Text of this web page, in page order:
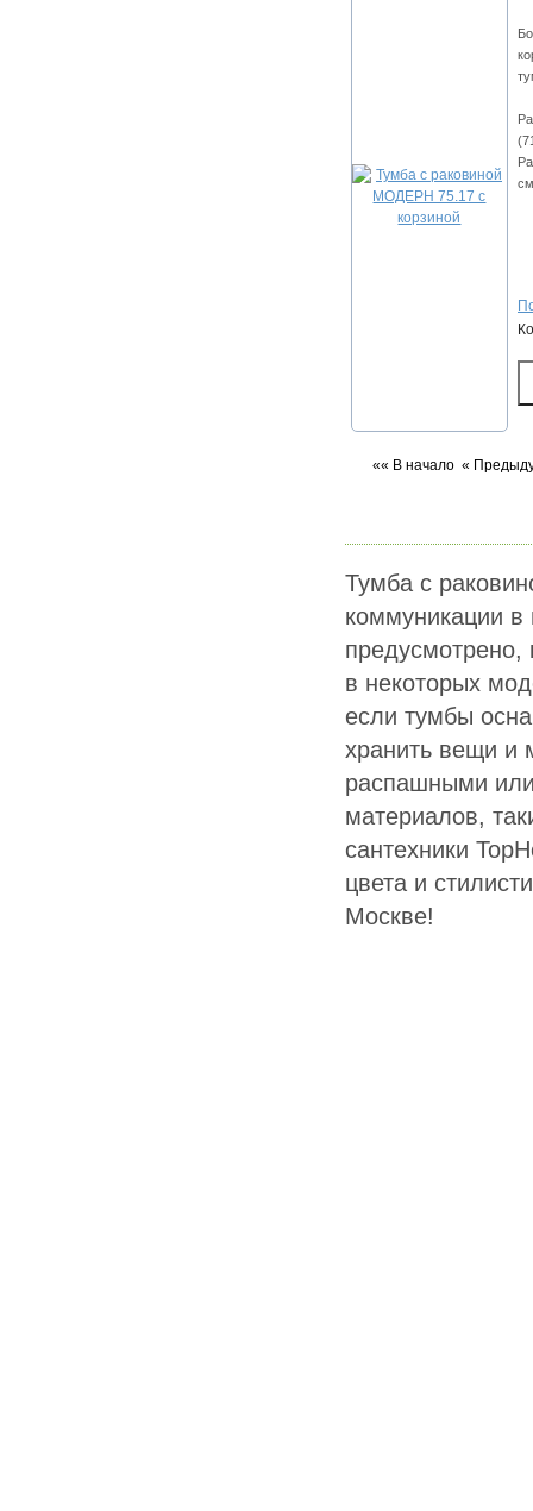
«« В начало «
Тумба с
коммуникации в
предусмотрено,
в некоторых
если тумбы
хранить вещи и
распашными
материалов,
сантехники
цвета и
Москве!